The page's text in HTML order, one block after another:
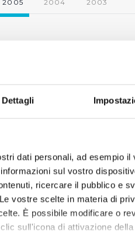
Dettagli
dati personali, ad esempio
sul vostro
ricercare il pubblico e
vostre scelte in materia di
È possibile modificare o
sull'icona di attivazione
2005 2004 2003